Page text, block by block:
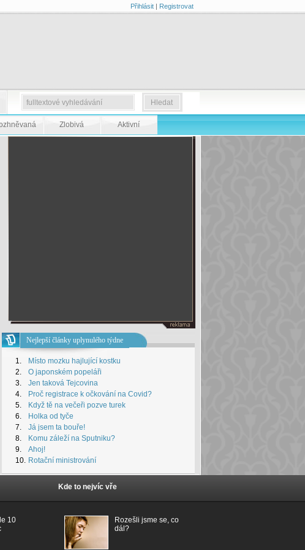
Přihlásit| Registrovat
Zlobivá Aktivní
Nejlepší články uplynulého týdne
1.
Místo mozku hajlující kostku
2.
O japonském popeláři
3.
Jen taková Tejcovina
4.
Proč registrace k očkování na Covid?
5.
Když tě na večeři pozve turek
6.
Holka od tyče
7.
Já jsem ta bouře!
8.
Komu záleží na Sputniku?
9.
Ahoj!
10. Rotační ministrování
10
Kde to nejvíc vře
Rozešli jsme se, co
dál?